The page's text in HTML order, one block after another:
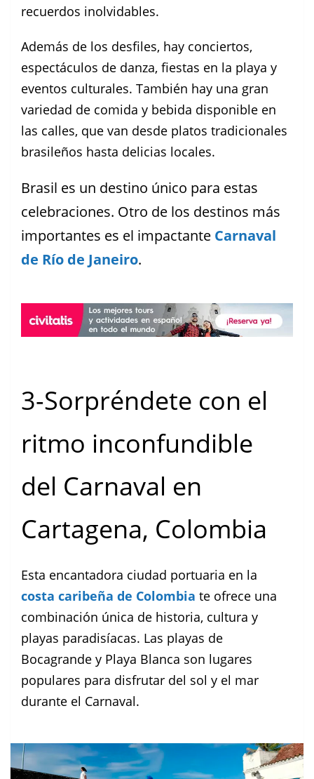
recuerdos inolvidables.
Además de los desfiles, hay conciertos,
espectáculos de danza, fiestas en la playa y
eventos culturales. También hay una gran
variedad de comida y bebida disponible en
las calles, que van desde platos tradicionales
brasileños hasta delicias locales.
Brasil es un destino único para estas
celebraciones. Otro de los destinos más
importantes es el impactante Carnaval
de Río de Janeiro.
3-Sorpréndete con el
ritmo inconfundible
del Carnaval en
Cartagena, Colombia
Esta encantadora ciudad portuaria en la
costa caribeña de Colombia te ofrece una
combinación única de historia, cultura y
playas paradisíacas. Las playas de
Bocagrande y Playa Blanca son lugares
populares para disfrutar del sol y el mar
durante el Carnaval.